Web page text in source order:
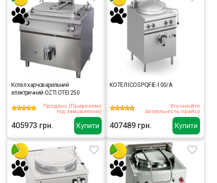
Купити
Котел харчоварильний
електричний OZTI OTEI 250
Продано (Привеземо
під замовлення)
405973 грн. Купити
КОТЕЛ IСOS PQF.IE-100/A
Уточнюйте
актуальність прайсу
407489 грн.